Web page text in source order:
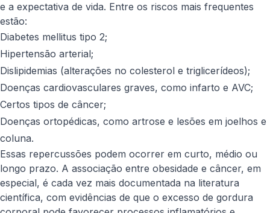
e a expectativa de vida. Entre os riscos mais frequentes
estão:
Diabetes mellitus tipo 2;
Hipertensão arterial;
Dislipidemias (alterações no colesterol e triglicerídeos);
Doenças cardiovasculares graves, como infarto e AVC;
Certos tipos de câncer;
Doenças ortopédicas, como artrose e lesões em joelhos e
coluna.
Essas repercussões podem ocorrer em curto, médio ou
longo prazo. A associação entre obesidade e câncer, em
especial, é cada vez mais documentada na literatura
científica, com evidências de que o excesso de gordura